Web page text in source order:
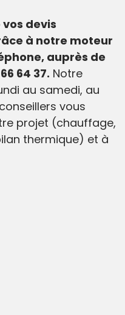
devis
à notre moteur
auprès de
64 37. Notre
au samedi, au
vous
projet (chauffage,
thermique) et à